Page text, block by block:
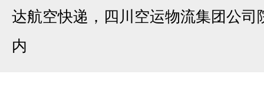
达航空快递，四川空运物流集团公司
内